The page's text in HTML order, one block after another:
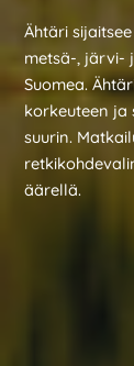
Ähtäri
metsä-, järvi-
Suomea.
korkeuteen ja
suurin.
äärellä.